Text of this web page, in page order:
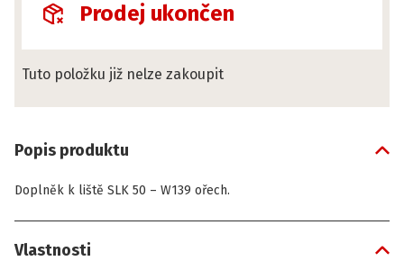
Prodej ukončen
Tuto položku již nelze zakoupit
Popis produktu
Doplněk k liště SLK 50 – W139 ořech.
Vlastnosti